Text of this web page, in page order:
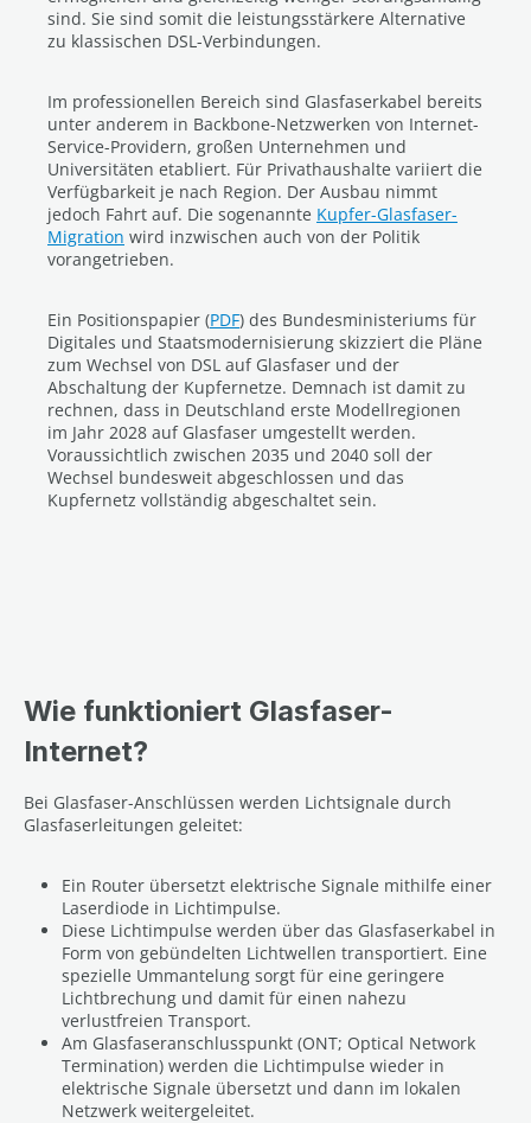
sind. Sie sind somit die leistungsstärkere Alternative
zu klassischen DSL-Verbindungen.
Im professionellen Bereich sind Glasfaserkabel bereits
unter anderem in Backbone-Netzwerken von Internet-
Service-Providern, großen Unternehmen und
Universitäten etabliert. Für Privathaushalte variiert die
Verfügbarkeit je nach Region. Der Ausbau nimmt
jedoch Fahrt auf. Die sogenannte Kupfer-Glasfaser-
Migration wird inzwischen auch von der Politik
vorangetrieben.
Ein Positionspapier (PDF) des Bundesministeriums für
Digitales und Staatsmodernisierung skizziert die Pläne
zum Wechsel von DSL auf Glasfaser und der
Abschaltung der Kupfernetze. Demnach ist damit zu
rechnen, dass in Deutschland erste Modellregionen
im Jahr 2028 auf Glasfaser umgestellt werden.
Voraussichtlich zwischen 2035 und 2040 soll der
Wechsel bundesweit abgeschlossen und das
Kupfernetz vollständig abgeschaltet sein.
Wie funktioniert Glasfaser-
Internet?
Bei Glasfaser-Anschlüssen werden Lichtsignale durch
Glasfaserleitungen geleitet:
Ein Router übersetzt elektrische Signale mithilfe einer
Laserdiode in Lichtimpulse.
Diese Lichtimpulse werden über das Glasfaserkabel in
Form von gebündelten Lichtwellen transportiert. Eine
spezielle Ummantelung sorgt für eine geringere
Lichtbrechung und damit für einen nahezu
verlustfreien Transport.
Am Glasfaseranschlusspunkt (ONT; Optical Network
Termination) werden die Lichtimpulse wieder in
elektrische Signale übersetzt und dann im lokalen
Netzwerk weitergeleitet.